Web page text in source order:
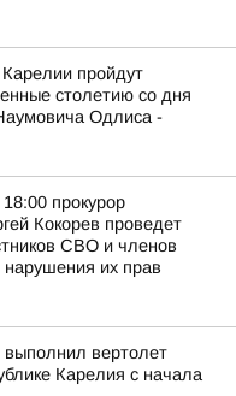
пройдут
столетию со дня
Одлиса -
прокурор
Кокорев проведет
СВО и членов
их прав
вертолет
Карелия с начала